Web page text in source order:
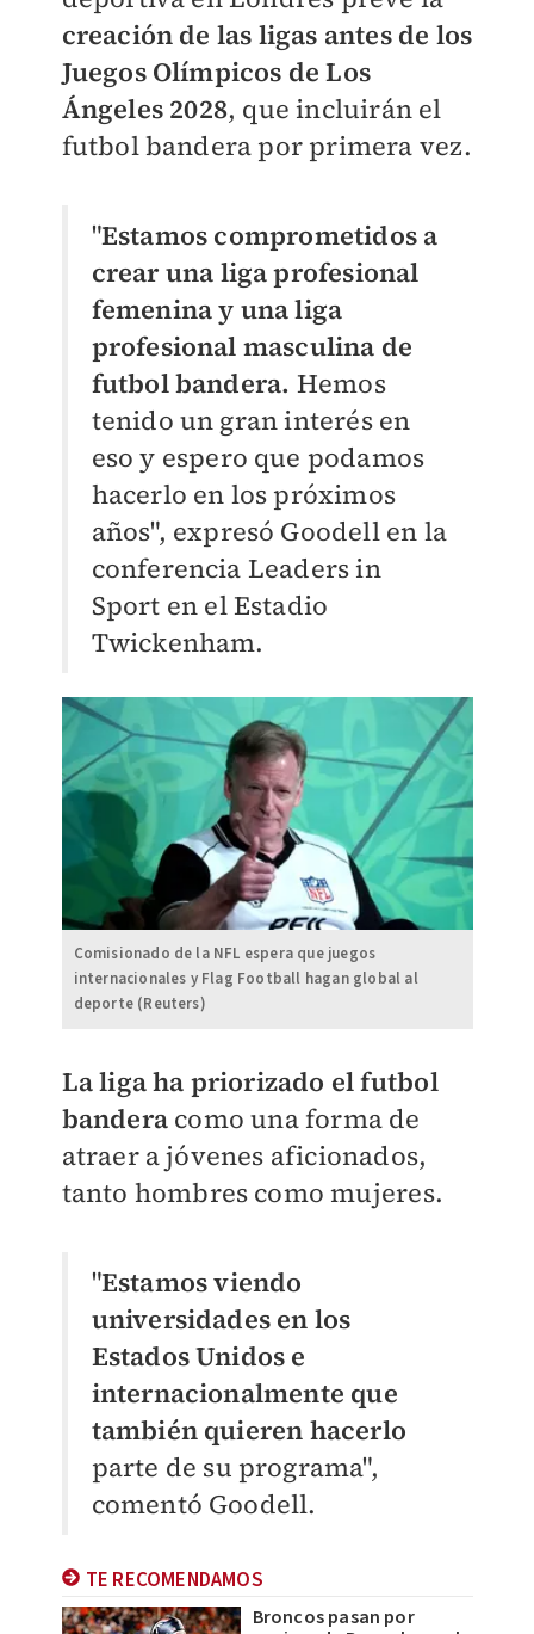
creación de las ligas antes de los
Juegos Olímpicos de Los
Ángeles 2028, que incluirán el
futbol bandera por primera vez.
"Estamos comprometidos a
crear una liga profesional
femenina y una liga
profesional masculina de
futbol bandera. Hemos
tenido un gran interés en
eso y espero que podamos
hacerlo en los próximos
años", expresó Goodell en la
conferencia Leaders in
Sport en el Estadio
Twickenham.
Comisionado de la NFL espera que juegos
internacionales y Flag Football hagan global al
deporte (Reuters)
La liga ha priorizado el futbol
banderacomo una forma de
atraer a jóvenes aficionados,
tanto hombres como mujeres.
"Estamos viendo
universidades en los
Estados Unidos e
internacionalmente que
también quieren hacerlo
parte de su programa",
comentó Goodell.
TE RECOMENDAMOS
Broncos pasan por